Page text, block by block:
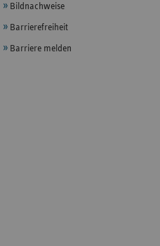
Bildnachweise
Barrierefreiheit
Barriere melden